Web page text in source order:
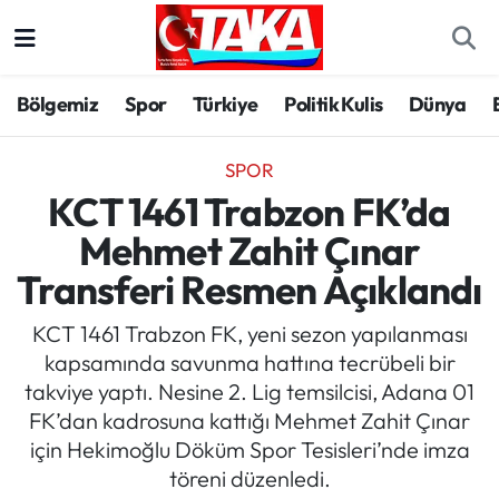
Bölgemiz Spor Türkiye Politik Kulis Dünya
SPOR
KCT 1461 Trabzon FK’da
Mehmet Zahit Çınar
Transferi Resmen Açıklandı
KCT 1461 Trabzon FK, yeni sezon yapılanması
kapsamında savunma hattına tecrübeli bir
takviye yaptı. Nesine 2. Lig temsilcisi, Adana 01
FK’dan kadrosuna kattığı Mehmet Zahit Çınar
için Hekimoğlu Döküm Spor Tesisleri’nde imza
töreni düzenledi.
Spor
Türkiye
Kültür/Sanat
Politika
Politik Kulis
Dünya
Trabzon Hava Durumu
Trabzon Trafik Yoğunluk Haritası
Süper Lig Puan Durumu ve Fikstür
Tüm Manşetler
Son Dakika Haberleri
Haber Arşivi